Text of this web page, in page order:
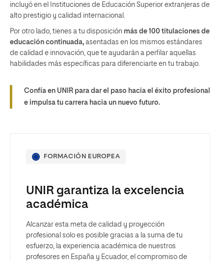
incluyó en el Instituciones de Educación Superior extranjeras de
alto prestigio y calidad internacional.
Por otro lado, tienes a tu disposición más de 100 titulaciones de
educación continuada, asentadas en los mismos estándares
de calidad e innovación, que te ayudarán a perfilar aquellas
habilidades más específicas para diferenciarte en tu trabajo.
Confía en UNIR para dar el paso hacia el éxito profesional
e impulsa tu carrera hacia un nuevo futuro.
FORMACIÓN EUROPEA
UNIR garantiza la excelencia
académica
Alcanzar esta meta de calidad y proyección
profesional solo es posible gracias a la suma de tu
esfuerzo, la experiencia académica de nuestros
profesores en España y Ecuador, el compromiso de